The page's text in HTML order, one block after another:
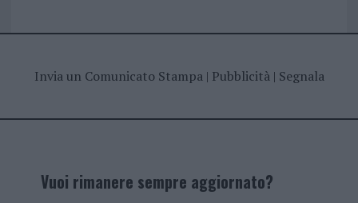
Invia un Comunicato Stampa| Pubblicità| Segnala
Vuoi rimanere sempre aggiornato?